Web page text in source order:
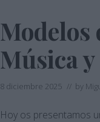
Modelos
Música
8 diciembre 2025 // by
Hoy os presentamos